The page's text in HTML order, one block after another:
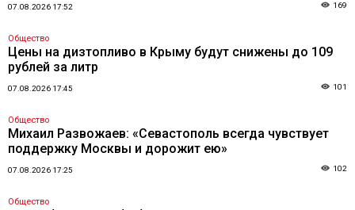
07.08.2026 17:52 169
Общество
Цены на дизтопливо в Крыму будут снижены до 109
рублей за литр
07.08.2026 17:45 101
Общество
Михаил Развожаев: «Севастополь всегда чувствует
поддержку Москвы и дорожит ею»
07.08.2026 17:25 102
Общество